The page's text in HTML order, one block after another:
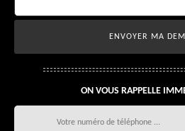
ON VOUS RAPPELLE